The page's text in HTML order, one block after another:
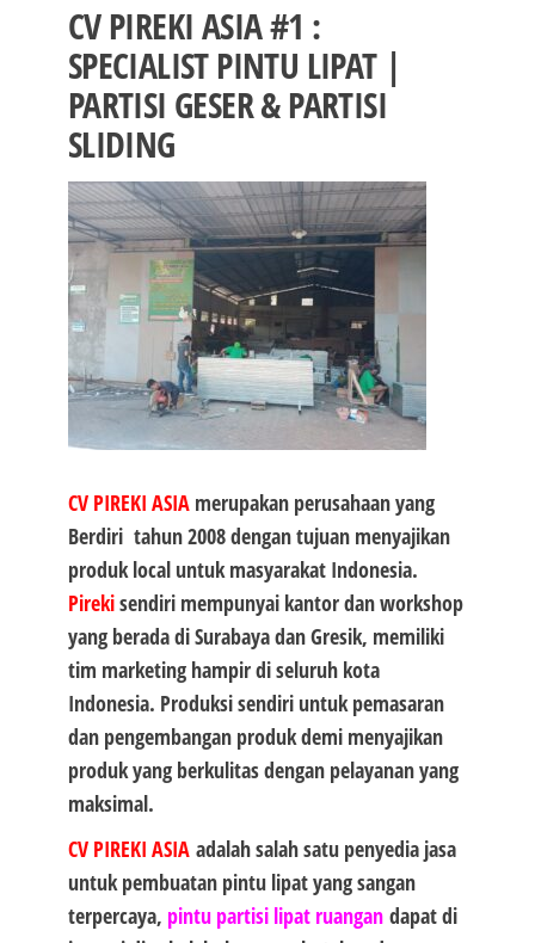
CV PIREKI ASIA #1 :
SPECIALIST PINTU LIPAT |
PARTISI GESER & PARTISI
SLIDING
CV PIREKI ASIAmerupakan perusahaan yang
Berdiri tahun 2008 dengan tujuan menyajikan
produk local untuk masyarakat Indonesia.
Pirekisendiri mempunyai kantor dan workshop
yang berada di Surabaya dan Gresik, memiliki
tim marketing hampir di seluruh kota
Indonesia. Produksi sendiri untuk pemasaran
dan pengembangan produk demi menyajikan
produk yang berkulitas dengan pelayanan yang
maksimal.
CV PIREKI ASIA adalah salah satu penyedia jasa
untuk pembuatan pintu lipat yang sangan
terpercaya, pintu partisi lipat ruangandapat di